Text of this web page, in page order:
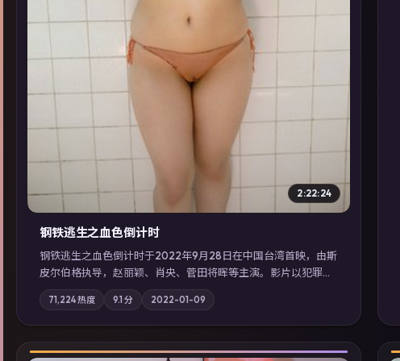
2:22:24
钢铁逃生之血色倒计时
钢铁逃生之血色倒计时于2022年9月28日在中国台湾首映，由斯
皮尔伯格执导，赵丽颖、肖央、菅田将晖等主演。影片以犯罪为
叙事主轴，失踪人口档案牵出跨国灰色产业链；摄影与配乐强化
地域气质；站内亦可通过「国产免费观看高清电视剧在线看」延
展检索同类型高分佳作，畅享高清在线追剧体验。
71,224热度 9.1 分 2022-01-09